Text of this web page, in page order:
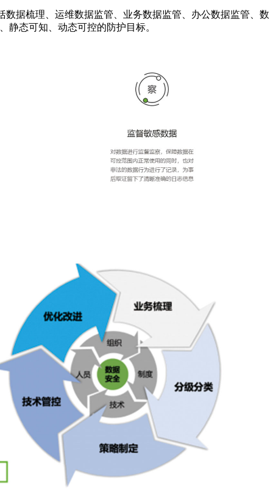
数据梳理、运维数据监管、业务数据监管、办公数据监管、数
静态可知、动态可控的防护目标。